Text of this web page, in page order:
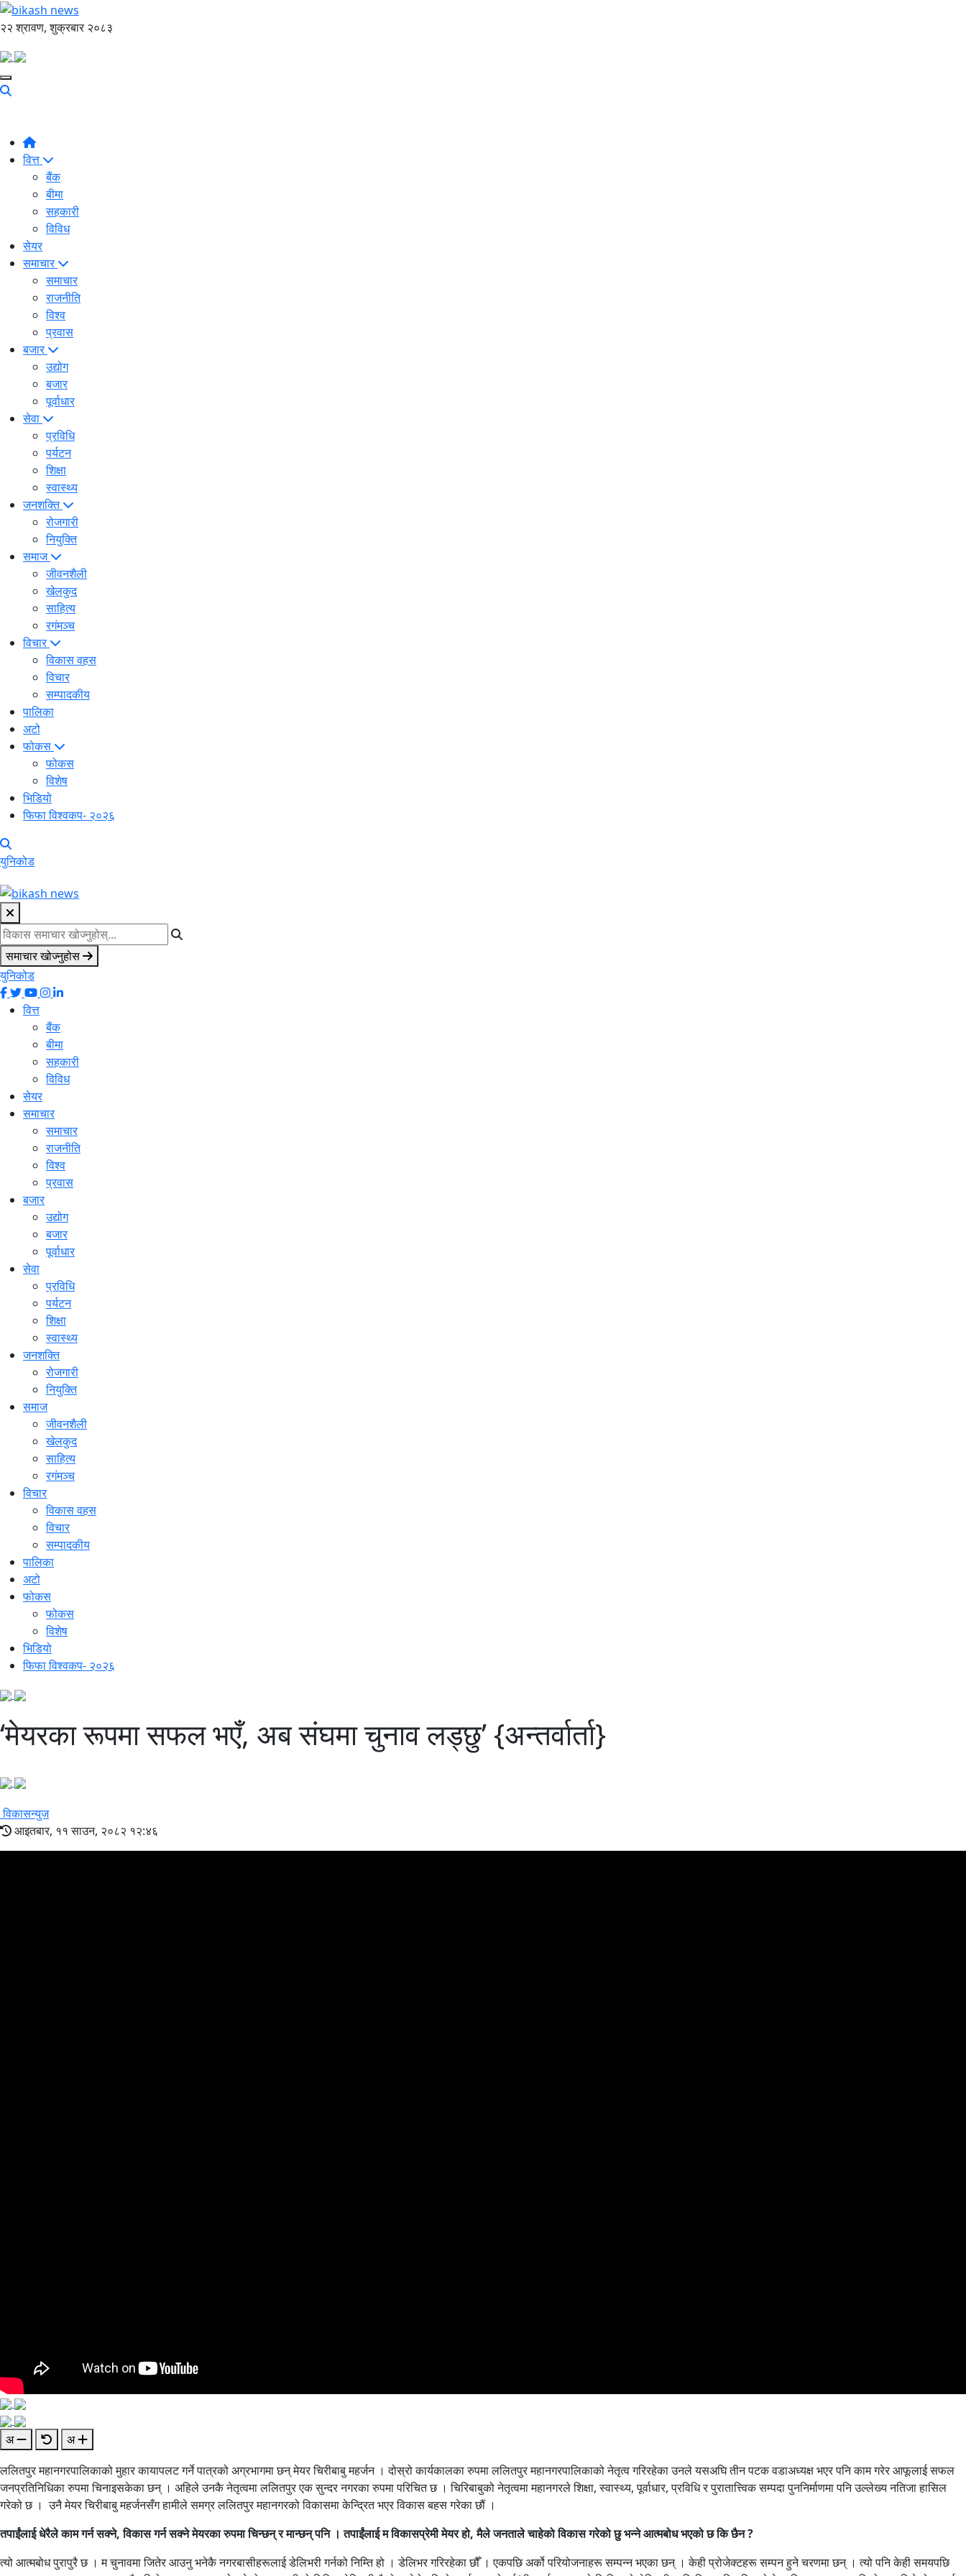
२२ श्रावण, शुक्रबार २०८३
वित्त
बैंक
बीमा
सहकारी
विविध
सेयर
समाचार
समाचार
राजनीति
विश्व
प्रवास
बजार
उद्योग
बजार
पूर्वाधार
सेवा
प्रविधि
पर्यटन
शिक्षा
स्वास्थ्य
जनशक्ति
रोजगारी
नियुक्ति
समाज
जीवनशैली
खेलकुद
साहित्य
रगंमञ्च
विचार
विकास वहस
विचार
सम्पादकीय
पालिका
अटो
फोकस
फोकस
विशेष
भिडियो
फिफा विश्वकप- २०२६
युनिकोड
समाचार खोज्नुहोस
युनिकोड
वित्त
बैंक
बीमा
सहकारी
विविध
सेयर
समाचार
समाचार
राजनीति
विश्व
प्रवास
बजार
उद्योग
बजार
पूर्वाधार
सेवा
प्रविधि
पर्यटन
शिक्षा
स्वास्थ्य
जनशक्ति
रोजगारी
नियुक्ति
समाज
जीवनशैली
खेलकुद
साहित्य
रगंमञ्च
विचार
विकास वहस
विचार
सम्पादकीय
पालिका
अटो
फोकस
फोकस
विशेष
भिडियो
फिफा विश्वकप- २०२६
‘मेयरका रूपमा सफल भएँ, अब संघमा चुनाव लड्छु’ {अन्तर्वार्ता}
विकासन्युज
आइतबार, ११ साउन, २०८२ १२:४६
अ
अ
ललितपुर महानगरपालिकाको मुहार कायापलट गर्ने पात्रको अग्रभागमा छन् मेयर चिरीबाबु महर्जन । दोस्रो कार्यकालका रुपमा ललितपुर महानगरपालिकाको नेतृत्व गरिरहेका उनले यसअघि तीन पटक वडाअध्यक्ष भएर पनि काम गरेर आफूलाई सफल
जनप्रतिनिधिका रुपमा चिनाइसकेका छन् । अहिले उनकै नेतृत्वमा ललितपुर एक सुन्दर नगरका रुपमा परिचित छ । चिरिबाबुको नेतृत्वमा महानगरले शिक्षा, स्वास्थ्य, पूर्वाधार, प्रविधि र पुरातात्त्विक सम्पदा पुननिर्माणमा पनि उल्लेख्य नतिजा हासिल
गरेको छ । उनै मेयर चिरीबाबु महर्जनसँग हामीले समग्र ललितपुर महानगरको विकासमा केन्द्रित भएर विकास बहस गरेका छौं ।
तपाईंलाई धेरैले काम गर्न सक्ने, विकास गर्न सक्ने मेयरका रुपमा चिन्छन् र मान्छन् पनि । तपाईंलाई म विकासप्रेमी मेयर हो, मैले जनताले चाहेको विकास गरेको छु भन्ने आत्मबोध भएको छ कि छैन ?
त्यो आत्मबोध पुरापुरै छ । म चुनावमा जितेर आउनु भनेकै नगरबासीहरूलाई डेलिभरी गर्नको निम्ति हो । डेलिभर गरिरहेका छौँ । एकपछि अर्को परियोजनाहरू सम्पन्न भएका छन् । केही प्रोजेक्टहरू सम्पन हुने चरणमा छन् । त्यो पनि केही समयपछि